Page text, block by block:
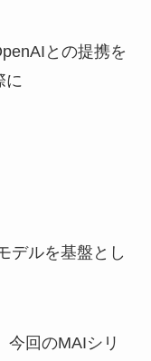
との提携を
に
デルを基盤とし
今回のMAIシリ